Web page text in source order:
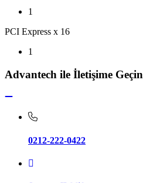
1
PCI Express x 16
1
Advantech ile İletişime Geçin
0212-222-0422